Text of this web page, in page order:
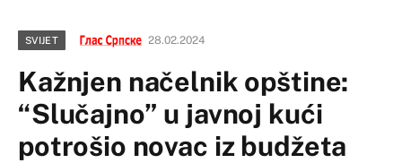
SVIJET 28.02.2024
Kažnjen načelnik opštine:
“Slučajno” u javnoj kući
potrošio novac iz budžeta